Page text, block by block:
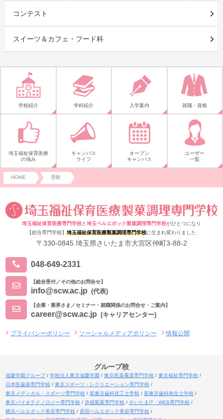
コンテスト
スイーツ＆カフェ・フード科
学校紹介 学科紹介 入学案内 就職・資格
埼玉福祉保育医療
の強み
キャンパス
ライフ
オープン
キャンパス
ユーザー
一覧
HOME 受験
埼玉福祉保育医療専門学校と埼玉ベルエポック製菓調理専門学校がひとつになり
【総合専門学校】 埼玉福祉保育医療製菓調理専門学校に生まれ変わりました
〒330-0845 埼玉県さいたま市大宮区仲町3-88-2
048-649-2331
【総合受付／その他のお問合せ】
info@scw.ac.jp (代表)
【企業・業界さま／セミナー・就職関係のお問合せ・ご案内】
career@scw.ac.jp (キャリアセンター)
プライバシーポリシー ソーシャルメディアポリシー 情報公開
グループ校
滋慶学園グループ 学校法人東京滋慶学園 東京医薬看護専門学校
東京福祉専門学校
日本医歯薬専門学校
東京スポーツ・レクリエーション専門学校
東京メディカル・スポーツ専門学校
新東京歯科技工士学校
新東京歯科衛生士学校
東京バイオテクノロジー専門学校
赤堀製菓専門学校
さいたまIT・WEB専門学校
横浜ベルエポック美容専門学校
原宿ベルエポック美容専門学校